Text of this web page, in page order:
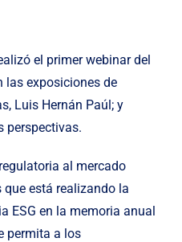
el primer webinar del
las exposiciones de
Luis Hernán Paúl; y
perspectivas.
al mercado
está realizando la
ESG en la memoria anual
permita a los